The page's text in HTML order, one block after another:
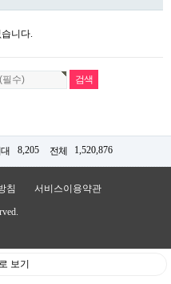
니다.
8,205 전체 1,520,876
침 서비스이용약관
보기